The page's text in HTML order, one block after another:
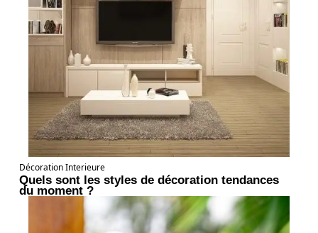
Décoration Interieure
Quels sont les styles de décoration tendances
du moment ?